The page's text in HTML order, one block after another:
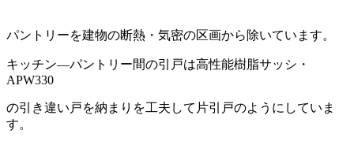
パントリーを建物の断熱・気密の区画から除いています。
キッチン―パントリー間の引戸は高性能樹脂サッシ・
APW330
の引き違い戸を納まりを工夫して片引戸のようにしていま
す。